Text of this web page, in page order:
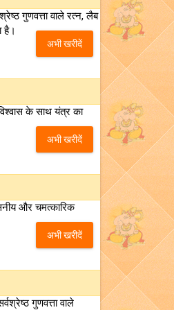
मंगल का मिथुन राशि में गोचर: इन 4 राशियों के बनेंगे अचानक धन लाभ के योग!
टैरो साप्ताहिक राशिफल (02 से 08 अगस्त, 2026): जानें 12 राशियों का विस्तृत भविष्यफल!
गुणवत्ता वाले रत्न, लैब
है।
अभी खरीदें
के साथ यंत्र का
अभी खरीदें
और चमत्कारिक
अभी खरीदें
गुणवत्ता वाले